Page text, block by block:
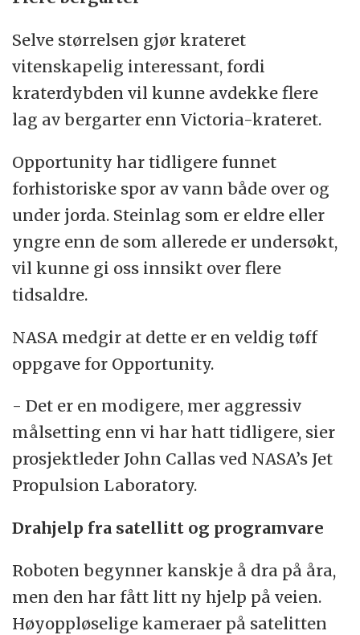
Selve størrelsen gjør krateret
vitenskapelig interessant, fordi
kraterdybden vil kunne avdekke flere
lag av bergarter enn Victoria-krateret.
Opportunity har tidligere funnet
forhistoriske spor av vann både over og
under jorda. Steinlag som er eldre eller
yngre enn de som allerede er undersøkt,
vil kunne gi oss innsikt over flere
tidsaldre.
NASA medgir at dette er en veldig tøff
oppgave for Opportunity.
- Det er en modigere, mer aggressiv
målsetting enn vi har hatt tidligere, sier
prosjektleder John Callas ved NASA’s Jet
Propulsion Laboratory.
Drahjelp fra satellitt og programvare
Roboten begynner kanskje å dra på åra,
men den har fått litt ny hjelp på veien.
Høyoppløselige kameraer på satelitten